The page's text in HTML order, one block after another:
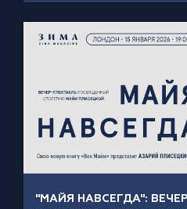
"МАЙЯ НАВСЕГДА":